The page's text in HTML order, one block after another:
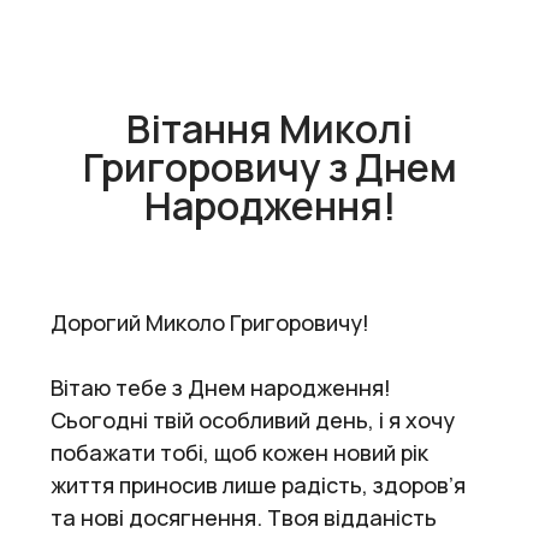
Вітання Миколі
Григоровичу з Днем
Народження!
Дорогий Миколо Григоровичу!
Вітаю тебе з Днем народження!
Сьогодні твій особливий день, і я хочу
побажати тобі, щоб кожен новий рік
життя приносив лише радість, здоров’я
та нові досягнення. Твоя відданість